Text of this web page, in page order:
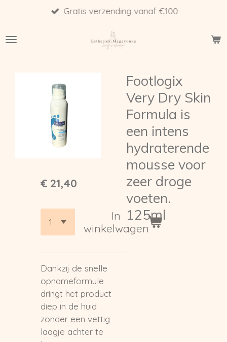
naar
Gratis verzending vanaf €100
Footlogix
Very Dry Skin
Formula is
een intens
hydraterende
mousse voor
zeer droge
voeten.
125ml
€ 21,40
In
winkelwagen
Dankzij de snelle
opnameformule
dringt het product
diep in de huid
zonder een vettig
laagje achter te